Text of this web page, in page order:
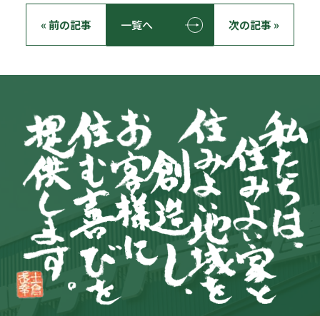
« 前の記事 一覧へ 次の記事 »